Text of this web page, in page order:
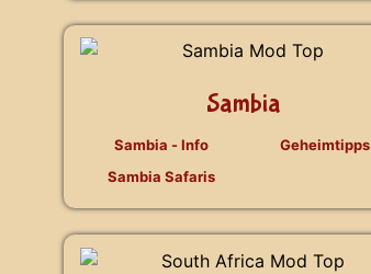
Sambia
Sambia - Info
Sambia Safaris
Geheimtipps